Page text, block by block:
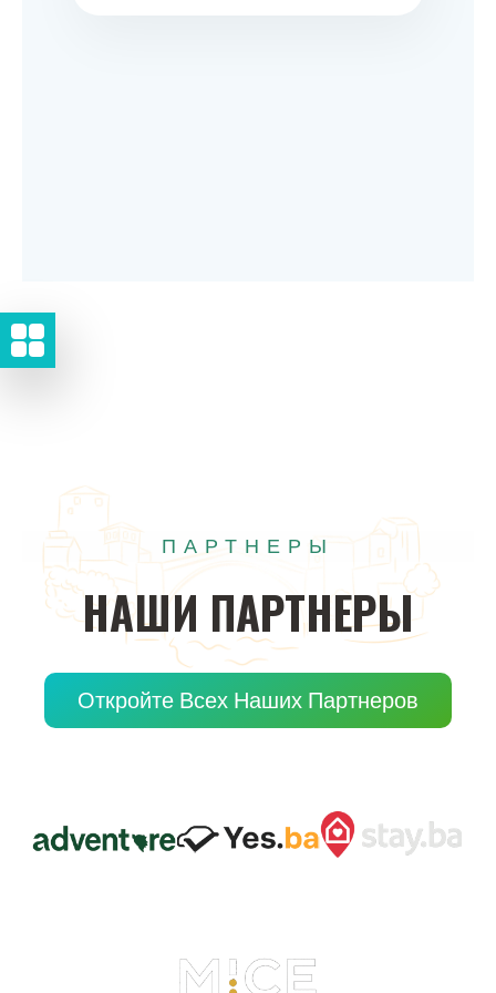
ПАРТНЕРЫ
НАШИ ПАРТНЕРЫ
Откройте Всех Наших Партнеров